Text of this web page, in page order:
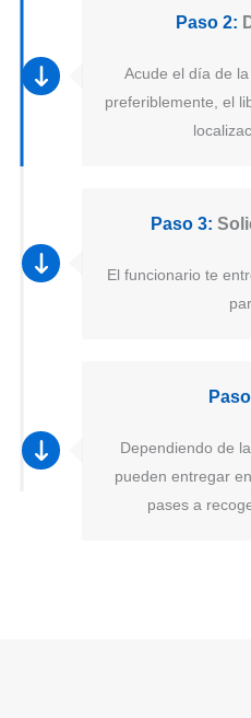
Paso 2:
Acude el día de
preferiblemente, el
Paso 3:
El funcionario te
Dependiendo de
pueden entregar
pases a